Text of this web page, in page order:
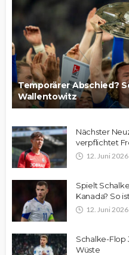
Temporärer Abschied?
Wallentowitz
Nächster
verpflichtet
12. Juni 2026
Spielt
Kanada? So
12. Juni 2026
Schalke-Flop
Wüste